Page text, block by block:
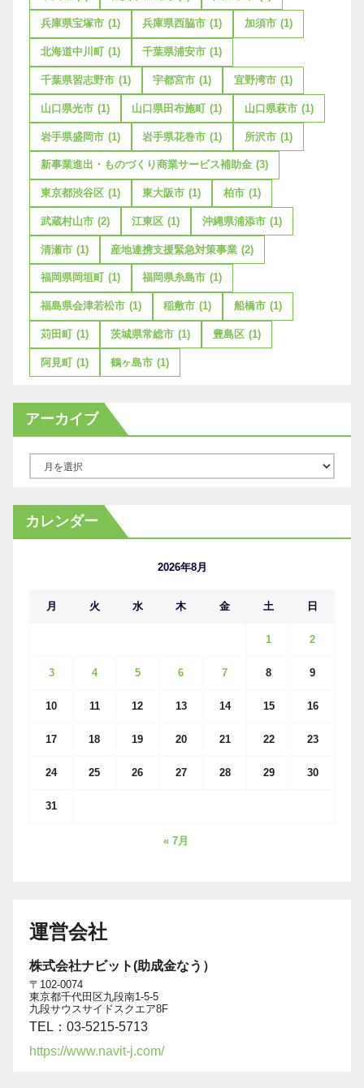
兵庫県宝塚市 (1) 兵庫県西脇市 (1) 加須市 (1)
北海道中川町 (1) 千葉県浦安市 (1)
千葉県習志野市 (1) 宇都宮市 (1) 宜野湾市 (1)
山口県光市 (1) 山口県田布施町 (1) 山口県萩市 (1)
岩手県盛岡市 (1) 岩手県花巻市 (1) 所沢市 (1)
新事業進出・ものづくり商業サービス補助金 (3)
東京都渋谷区 (1) 東大阪市 (1) 柏市 (1)
武蔵村山市 (2) 江東区 (1) 沖縄県浦添市 (1)
清瀬市 (1) 産地連携支援緊急対策事業 (2)
福岡県岡垣町 (1) 福岡県糸島市 (1)
福島県会津若松市 (1) 稲敷市 (1) 船橋市 (1)
苅田町 (1) 茨城県常総市 (1) 豊島区 (1)
阿見町 (1) 鶴ヶ島市 (1)
アーカイブ
カ
イ
カレンダー
2026年8月
月 火 水 木 金 土 日
1 2
3 4 5 6 7 8 9
10 11 12 13 14 15 16
17 18 19 20 21 22 23
24 25 26 27 28 29 30
31
« 7月
運営会社
株式会社ナビット(助成金なう）
〒102-0074
東京都千代田区九段南1-5-5
九段サウスサイドスクエア8F
TEL：03-5215-5713
https://www.navit-j.com/